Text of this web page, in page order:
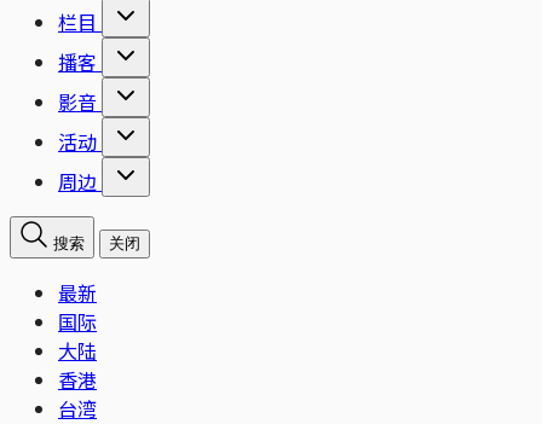
栏目
播客
影音
活动
周边
搜索 关闭
最新
国际
大陆
香港
台湾